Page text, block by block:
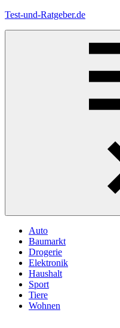
Zum
Test-und-Ratgeber.de
Auto
Baumarkt
Drogerie
Elektronik
Haushalt
Sport
Tiere
Wohnen